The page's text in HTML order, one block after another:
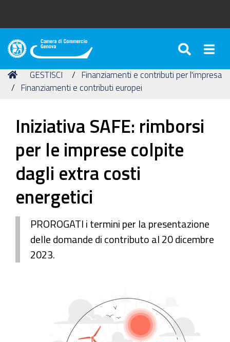
Camera
Commercio
di
Tu
sei
Home
GESTISCI
Finanziamenti e contributi per l'impresa
Finanziamenti e contributi europei
Iniziativa SAFE: rimborsi
per le imprese colpite
dagli extra costi
energetici
PROROGATI i termini per la presentazione
delle domande di contributo al 20 dicembre
2023.